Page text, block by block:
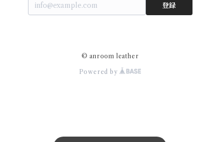
登録
© anroom leather
Powered by